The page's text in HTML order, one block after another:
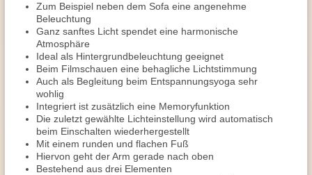
Zum Beispiel neben dem Sofa eine angenehme
Beleuchtung
Ganz sanftes Licht spendet eine harmonische
Atmosphäre
Ideal als Hintergrundbeleuchtung geeignet
Beim Filmschauen eine behagliche Lichtstimmung
Auch als Begleitung beim Entspannungsyoga sehr
wohlig
Integriert ist zusätzlich eine Memoryfunktion
Die zuletzt gewählte Lichteinstellung wird automatisch
beim Einschalten wiederhergestellt
Mit einem runden und flachen Fuß
Hiervon geht der Arm gerade nach oben
Bestehend aus drei Elementen